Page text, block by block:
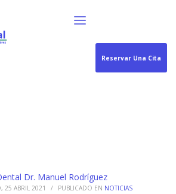
Reservar Una Cita
Dr. Manuel Rodríguez
25 ABRIL 2021 / PUBLICADO EN NOTICIAS